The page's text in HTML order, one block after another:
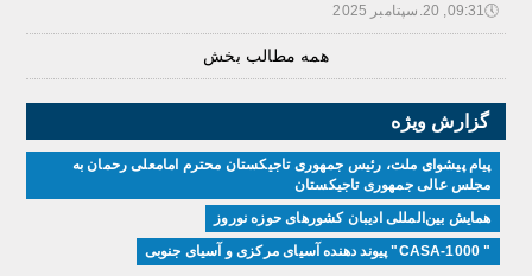
🕔09:31, 20.سپتامبر 2025
همه مطالب بخش
گزارش ویژه
پیام پیشوای ملت، رئیس جمهوری تاجیکستان محترم امامعلی رحمان به
مجلس عالی جمهوری تاجیکستان
همایش بین‌المللی ادیبان کشور‌های حوزه نوروز
" CASA-1000" پیوند دهنده آسیای مرکزی و آسیای جنوبی